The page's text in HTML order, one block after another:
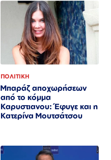
ΠΟΛΙΤΙΚΗ
Μπαράζ αποχωρήσεων
από το κόμμα
Καρυστιανου: Έφυγε και η
Κατερίνα Μουτσάτσου